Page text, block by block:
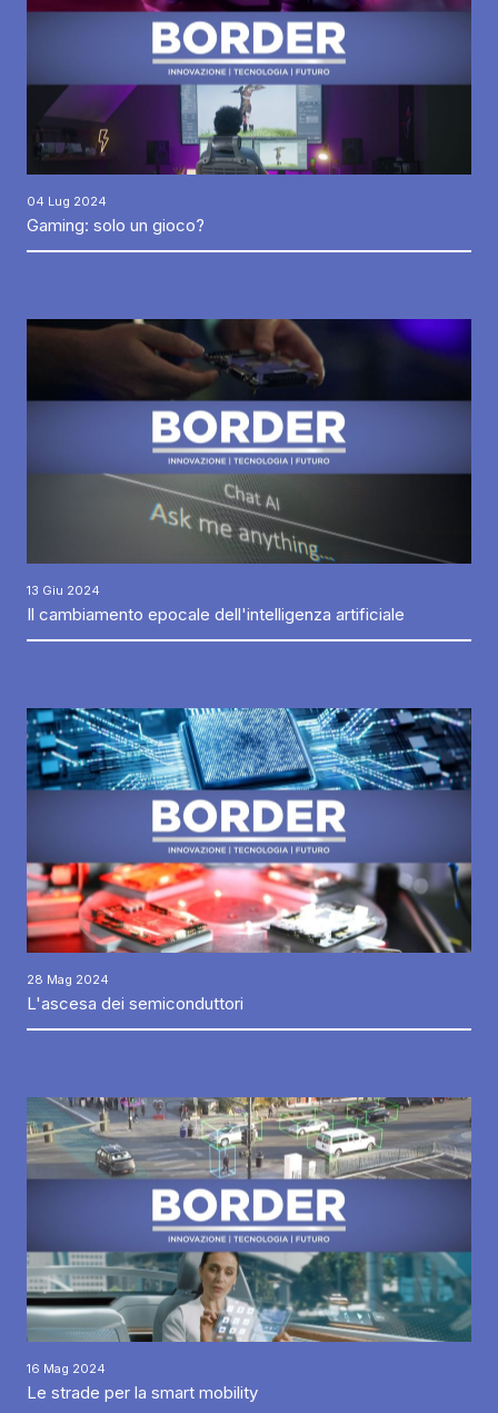
04 Lug 2024
Gaming: solo un gioco?
13 Giu 2024
Il cambiamento epocale dell'intelligenza artificiale
28 Mag 2024
L'ascesa dei semiconduttori
16 Mag 2024
Le strade per la smart mobility